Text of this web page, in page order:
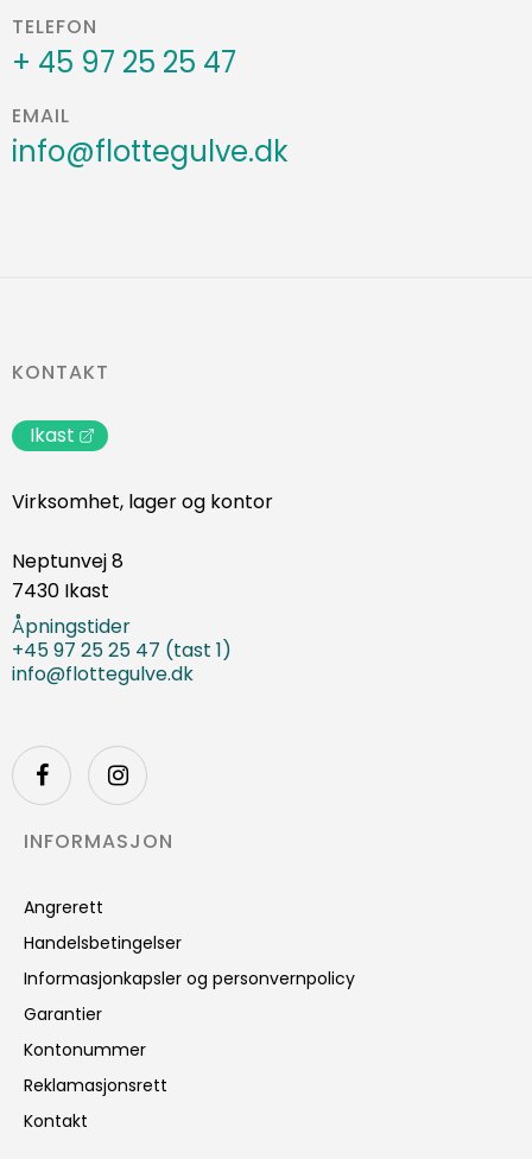
TELEFON
+ 45 97 25 25 47
EMAIL
info@flottegulve.dk
KONTAKT
Ikast
Virksomhet, lager og kontor
Neptunvej 8
7430 Ikast
Åpningstider
+45 97 25 25 47 (tast 1)
info@flottegulve.dk
INFORMASJON
Angrerett
Handelsbetingelser
Informasjonkapsler og personvernpolicy
Garantier
Kontonummer
Reklamasjonsrett
Kontakt